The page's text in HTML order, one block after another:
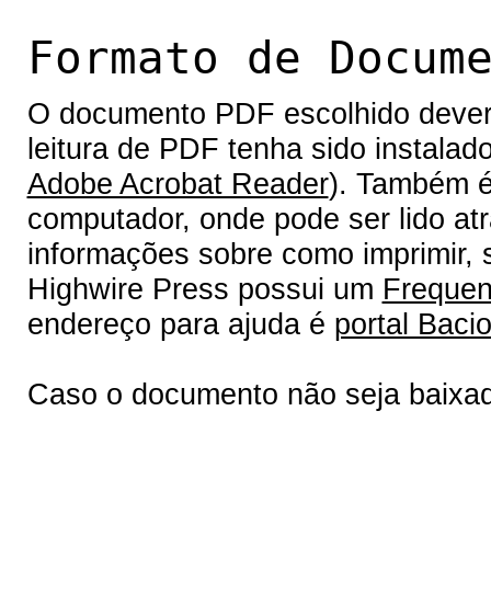
Formato de
O documento PDF escolhido
leitura de PDF tenha sido
Adobe Acrobat Reader). Também
computador, onde pode ser lido
informações sobre como
Highwire Press possui um
endereço para ajuda é portal
Caso o documento não seja